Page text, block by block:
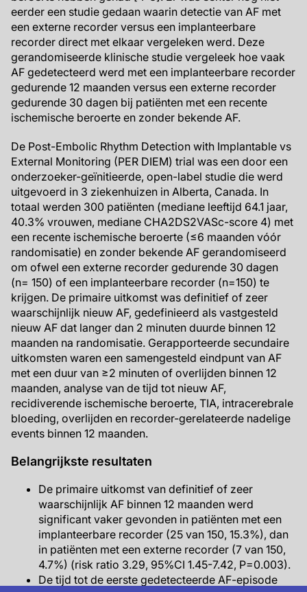
eerder een studie gedaan waarin detectie van AF met
een externe recorder versus een implanteerbare
recorder direct met elkaar vergeleken werd. Deze
gerandomiseerde klinische studie vergeleek hoe vaak
AF gedetecteerd werd met een implanteerbare recorder
gedurende 12 maanden versus een externe recorder
gedurende 30 dagen bij patiënten met een recente
ischemische beroerte en zonder bekende AF.
De Post-Embolic Rhythm Detection with Implantable vs
External Monitoring (PER DIEM) trial was een door een
onderzoeker-geïnitieerde, open-label studie die werd
uitgevoerd in 3 ziekenhuizen in Alberta, Canada. In
totaal werden 300 patiënten (mediane leeftijd 64.1 jaar,
40.3% vrouwen, mediane CHA2DS2VASc-score 4) met
een recente ischemische beroerte (≤6 maanden vóór
randomisatie) en zonder bekende AF gerandomiseerd
om ofwel een externe recorder gedurende 30 dagen
(n= 150) of een implanteerbare recorder (n=150) te
krijgen. De primaire uitkomst was definitief of zeer
waarschijnlijk nieuw AF, gedefinieerd als vastgesteld
nieuw AF dat langer dan 2 minuten duurde binnen 12
maanden na randomisatie. Gerapporteerde secundaire
uitkomsten waren een samengesteld eindpunt van AF
met een duur van ≥2 minuten of overlijden binnen 12
maanden, analyse van de tijd tot nieuw AF,
recidiverende ischemische beroerte, TIA, intracerebrale
bloeding, overlijden en recorder-gerelateerde nadelige
events binnen 12 maanden.
Belangrijkste resultaten
De primaire uitkomst van definitief of zeer
waarschijnlijk AF binnen 12 maanden werd
significant vaker gevonden in patiënten met een
implanteerbare recorder (25 van 150, 15.3%), dan
in patiënten met een externe recorder (7 van 150,
4.7%) (risk ratio 3.29, 95%CI 1.45-7.42, P=0.003).
De tijd tot de eerste gedetecteerde AF-episode